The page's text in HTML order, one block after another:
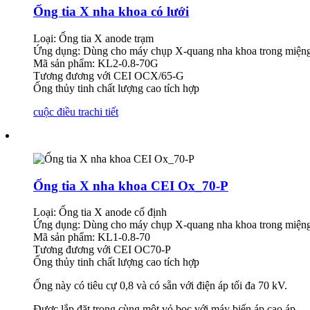
Ống tia X nha khoa có lưới
Loại: Ống tia X anode trạm
Ứng dụng: Dùng cho máy chụp X-quang nha khoa trong
Mã sản phẩm: KL2-0.8-70G
Tương đương với CEI OCX/65-G
Ống thủy tinh chất lượng cao tích hợp
cuộc điều trachi tiết
Ống tia X nha khoa CEI Ox_70-P
Loại: Ống tia X anode cố định
Ứng dụng: Dùng cho máy chụp X-quang nha khoa trong
Mã sản phẩm: KL1-0.8-70
Tương đương với CEI OC70-P
Ống thủy tinh chất lượng cao tích hợp
Ống này có tiêu cự 0,8 và có sẵn với điện áp tối đa 70 kV.